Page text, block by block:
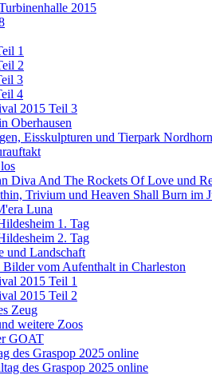
2015
1
2
3
4
2015 Teil 3
Oberhausen
Eisskulpturen und Tierpark Nordhorn
Diva And The Rockets Of Love und
Trivium und Heaven Shall Burn im
Luna
1. Tag
2. Tag
und Landschaft
vom Aufenthalt in Charleston
2015 Teil 1
2015 Teil 2
Zeug
weitere Zoos
GOAT
des Graspop 2025 online
des Graspop 2025 online